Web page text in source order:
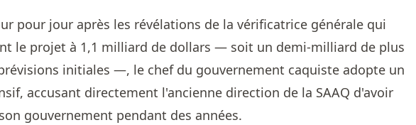
pour jour après les révélations de la vérificatrice générale qui
le projet à 1,1 milliard de dollars — soit un demi-milliard de plus
initiales —, le chef du gouvernement caquiste adopte un
accusant directement l'ancienne direction de la SAAQ d'avoir
gouvernement pendant des années.